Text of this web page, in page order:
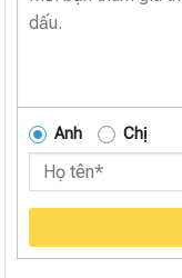
Anh Chị